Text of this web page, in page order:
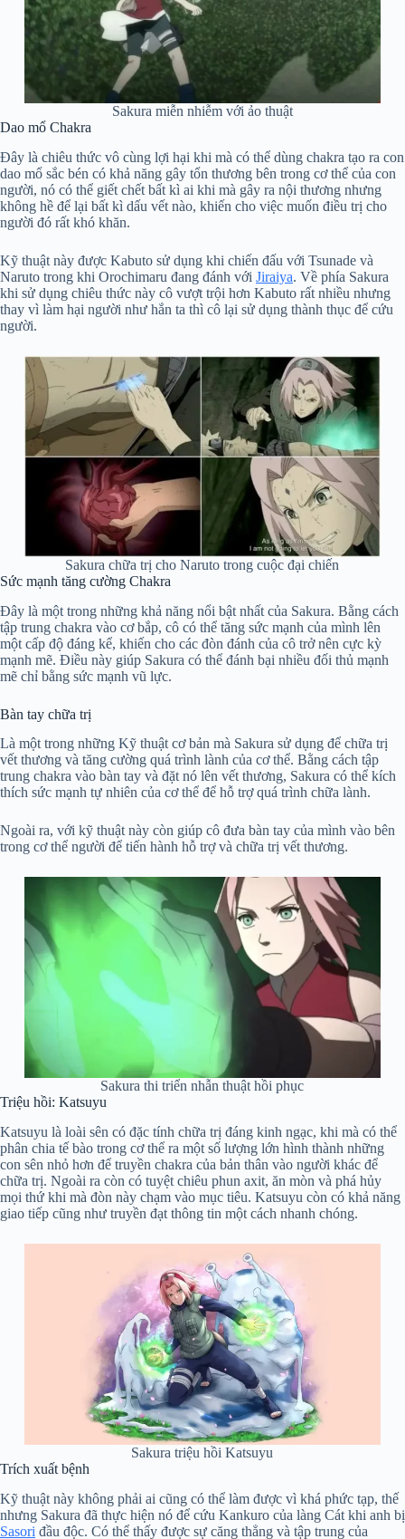
Sakura miễn nhiễm với ảo thuật
Dao mổ Chakra
Đây là chiêu thức vô cùng lợi hại khi mà có thể dùng chakra tạo ra con
dao mổ sắc bén có khả năng gây tổn thương bên trong cơ thể của con
người, nó có thể giết chết bất kì ai khi mà gây ra nội thương nhưng
không hề để lại bất kì dấu vết nào, khiến cho việc muốn điều trị cho
người đó rất khó khăn.
Kỹ thuật này được Kabuto sử dụng khi chiến đấu với Tsunade và
Naruto trong khi Orochimaru đang đánh với Jiraiya. Về phía Sakura
khi sử dụng chiêu thức này cô vượt trội hơn Kabuto rất nhiều nhưng
thay vì làm hại người như hắn ta thì cô lại sử dụng thành thục để cứu
người.
Sakura chữa trị cho Naruto trong cuộc đại chiến
Sức mạnh tăng cường Chakra
Đây là một trong những khả năng nổi bật nhất của Sakura. Bằng cách
tập trung chakra vào cơ bắp, cô có thể tăng sức mạnh của mình lên
một cấp độ đáng kể, khiến cho các đòn đánh của cô trở nên cực kỳ
mạnh mẽ. Điều này giúp Sakura có thể đánh bại nhiều đối thủ mạnh
mẽ chỉ bằng sức mạnh vũ lực.
Bàn tay chữa trị
Là một trong những Kỹ thuật cơ bản mà Sakura sử dụng để chữa trị
vết thương và tăng cường quá trình lành của cơ thể. Bằng cách tập
trung chakra vào bàn tay và đặt nó lên vết thương, Sakura có thể kích
thích sức mạnh tự nhiên của cơ thể để hỗ trợ quá trình chữa lành.
Ngoài ra, với kỹ thuật này còn giúp cô đưa bàn tay của mình vào bên
trong cơ thể người để tiến hành hỗ trợ và chữa trị vết thương.
Sakura thi triển nhẫn thuật hồi phục
Triệu hồi: Katsuyu
Katsuyu là loài sên có đặc tính chữa trị đáng kinh ngạc, khi mà có thể
phân chia tế bào trong cơ thể ra một số lượng lớn hình thành những
con sên nhỏ hơn để truyền chakra của bản thân vào người khác để
chữa trị. Ngoài ra còn có tuyệt chiêu phun axit, ăn mòn và phá hủy
mọi thứ khi mà đòn này chạm vào mục tiêu. Katsuyu còn có khả năng
giao tiếp cũng như truyền đạt thông tin một cách nhanh chóng.
Sakura triệu hồi Katsuyu
Trích xuất bệnh
Kỹ thuật này không phải ai cũng có thể làm được vì khá phức tạp, thế
nhưng Sakura đã thực hiện nó để cứu Kankuro của làng Cát khi anh bị
Sasori đầu độc. Có thể thấy được sự căng thẳng và tập trung của